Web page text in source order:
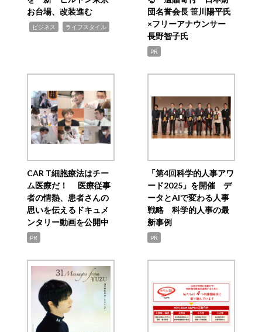
お台場、改装進む
ビジネス ライフスタイル
団名誉会長 笹川陽平氏
×フリーアナウンサー
長野智子氏
PR
CAR T細胞療法はチー
ム医療だ！ 医療従事
者の情熱、患者さんの
思いを伝えるドキュメ
ンタリー動画を公開中
PR
「第4回科学的人事アワ
ード2025」を開催 デ
ータとAIで変わる人事
戦略 科学的人事の最
新事例
PR